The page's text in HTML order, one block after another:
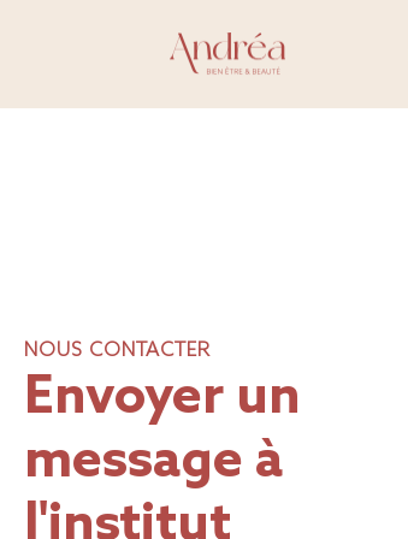
NOUS CONTACTER
Envoyer un
message à
l'institut